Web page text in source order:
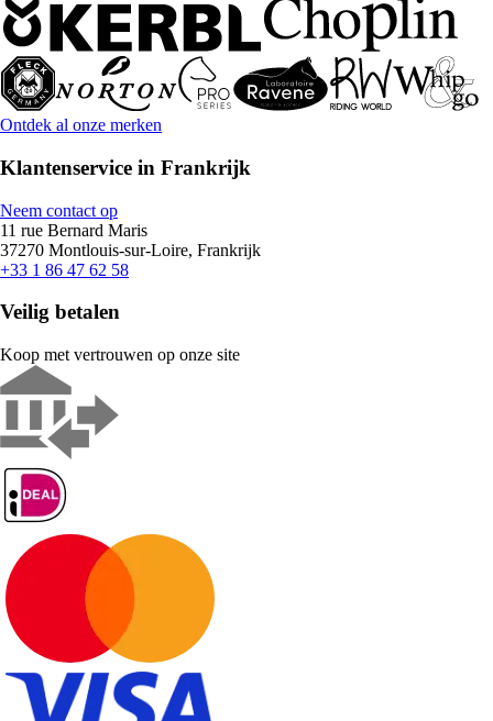
Ontdek al onze merken
Klantenservice in Frankrijk
Neem contact op
11 rue Bernard Maris
37270 Montlouis-sur-Loire, Frankrijk
+33 1 86 47 62 58
Veilig betalen
Koop met vertrouwen op onze site